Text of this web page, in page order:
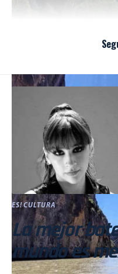
ES! CULTURA
La mejor
mundo es